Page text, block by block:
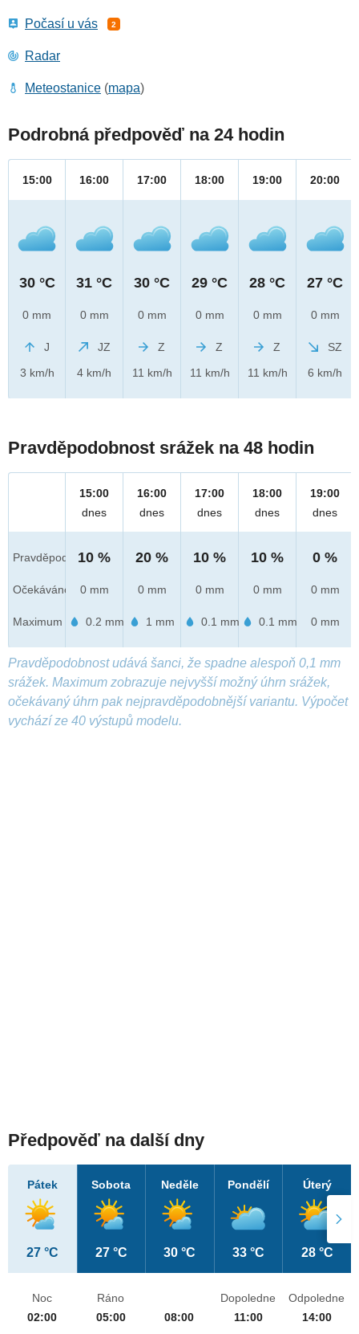
Počasí u vás 2
Radar
Meteostanice (mapa)
Podrobná předpověď na 24 hodin
15:00
30 °C
0 mm
J
3 km/h
16:00
31 °C
0 mm
JZ
4 km/h
17:00
30 °C
0 mm
Z
11 km/h
18:00
29 °C
0 mm
Z
11 km/h
19:00
28 °C
0 mm
Z
11 km/h
20:00
27 °C
0 mm
SZ
6 km/h
Pravděpodobnost srážek na 48 hodin
Pravděpod.
Očekáváno
Maximum
15:00
dnes
10 %
0 mm
0.2 mm
16:00
dnes
20 %
0 mm
1 mm
17:00
dnes
10 %
0 mm
0.1 mm
18:00
dnes
10 %
0 mm
0.1 mm
19:00
dnes
0 %
0 mm
0 mm
Pravděpodobnost udává šanci, že spadne alespoň 0,1 mm
srážek. Maximum zobrazuje nejvyšší možný úhrn srážek,
očekávaný úhrn pak nejpravděpodobnější variantu. Výpočet
vychází ze 40 výstupů modelu.
Předpověď na další dny
Pátek
27 °C
Sobota
27 °C
Neděle
30 °C
Pondělí
33 °C
Úterý
28 °C
Noc
02:00
Ráno
05:00
08:00
Dopoledne
11:00
Odpoledne
14:00